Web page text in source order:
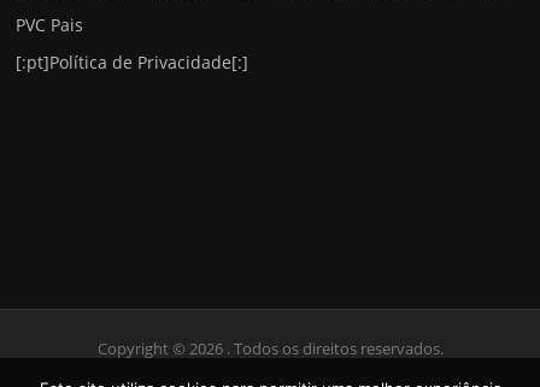
PVC Pais
[:pt]Política de Privacidade[:]
Copyright © 2026 . Todos os direitos reservados.